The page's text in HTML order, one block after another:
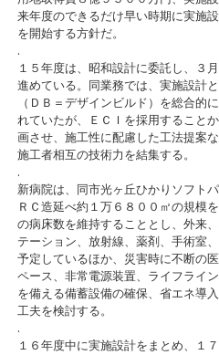
来年度のできるだけ早い時期に実施
を開始する方針だ。
.
１５年度は、昭和設計に委託し、３
進めている。同業務では、実施設計
（ＤＢ＝デザインビルド）を総合的
れていたが、ＥＣＩを採用すること
画させ、施工性に配慮した工法提案
施工者相互の技術力を結集する。
.
新病院は、同市光ヶ丘ひかりソフト
ＲＣ造延べ約１万６８００㎡の規模
の病床数を維持することとし、外来
テーション、放射線、薬剤、手術室
予定しているほか、災害時に不断の
ペース、非常電源装置、ライフライ
を備える備蓄設備の確保、省エネ導
工夫を検討する。
.
１６年度中に実施設計をまとめ、１